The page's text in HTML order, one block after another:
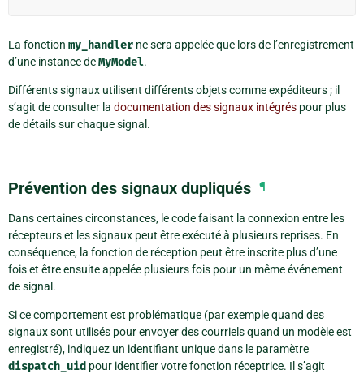
La fonction my_handler ne sera appelée que lors de l’enregistrement
d’une instance deMyModel.
Différents signaux utilisent différents objets comme expéditeurs ; il
s’agit de consulter la documentation des signaux intégrés pour plus
de détails sur chaque signal.
Prévention des signaux dupliqués ¶
Dans certaines circonstances, le code faisant la connexion entre les
récepteurs et les signaux peut être exécuté à plusieurs reprises. En
conséquence, la fonction de réception peut être inscrite plus d’une
fois et être ensuite appelée plusieurs fois pour un même événement
de signal.
Si ce comportement est problématique (par exemple quand des
signaux sont utilisés pour envoyer des courriels quand un modèle est
enregistré), indiquez un identifiant unique dans le paramètre
dispatch_uid pour identifier votre fonction réceptrice. Il s’agit